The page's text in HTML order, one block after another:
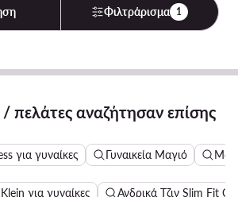
Φιλτράρισμα 1
πελάτες αναζήτησαν επίσης
για γυναίκες Γυναικεία Μαγιό
για γυναίκες Ανδρικά Τζιν Slim Fit